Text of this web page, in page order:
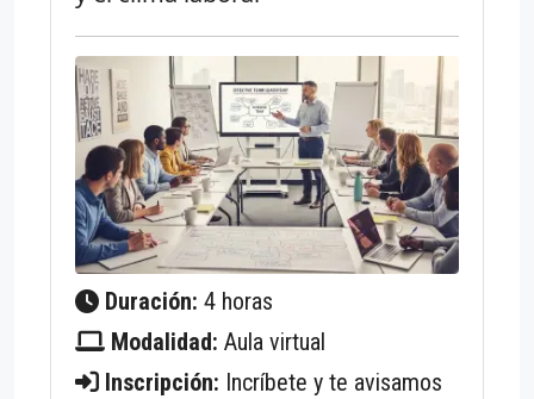
Duración: 4 horas
Modalidad: Aula virtual
Inscripción: Incríbete y te avisamos